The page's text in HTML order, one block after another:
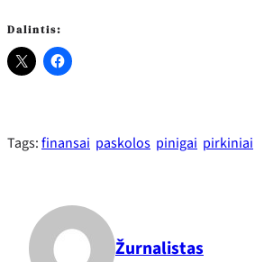
Dalintis:
Tags:finansai paskolos pinigai pirkiniai
Žurnalistas